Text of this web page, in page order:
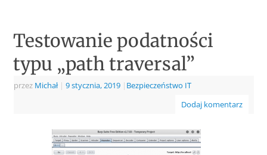
Testowanie podatności
typu „path traversal”
przez Michał | 9 stycznia, 2019 | Bezpieczeństwo IT
Dodaj komentarz